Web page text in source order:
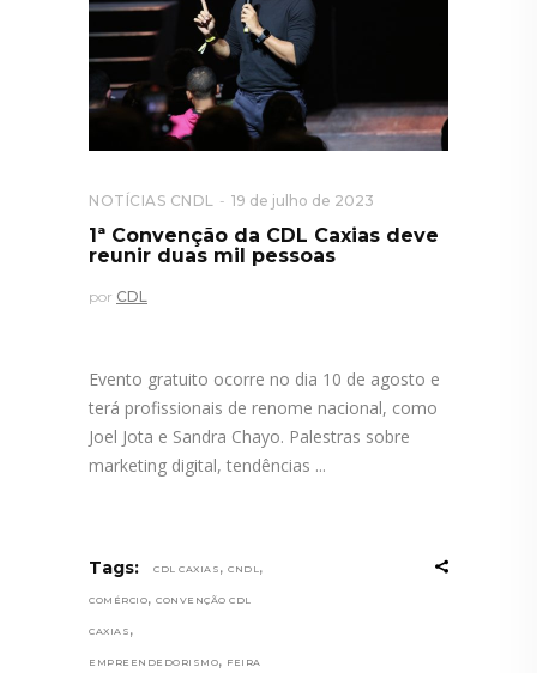
NOTÍCIAS CNDL 19 de julho de 2023
1ª Convenção da CDL Caxias deve
reunir duas mil pessoas
por CDL
Evento gratuito ocorre no dia 10 de agosto e
terá profissionais de renome nacional, como
Joel Jota e Sandra Chayo. Palestras sobre
marketing digital, tendências
Tags: CDL CAXIAS , CNDL,
COMÉRCIO, CONVENÇÃO CDL
CAXIAS ,
EMPREENDEDORISMO, FEIRA